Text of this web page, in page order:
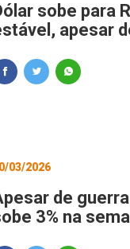
corte de 23,1%
sobe para
apesar
03/2026
de
3% na